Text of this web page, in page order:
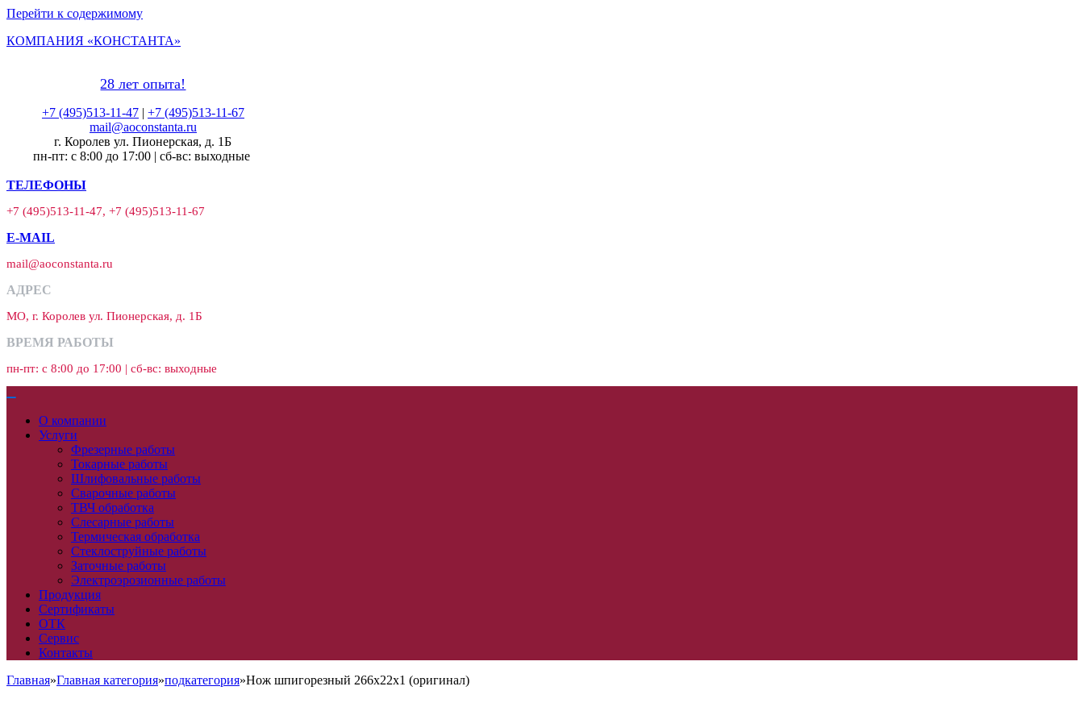
Перейти к содержимому
КОМПАНИЯ «КОНСТАНТА»
28 лет опыта!
+7 (495)513-11-47| +7 (495)513-11-67
mail@aoconstanta.ru
г. Королев ул. Пионерская, д. 1Б
пн-пт: с 8:00 до 17:00 | сб-вс: выходные
ТЕЛЕФОНЫ
+7 (495)513-11-47, +7 (495)513-11-67
E-MAIL
mail@aoconstanta.ru
АДРЕС
МО, г. Королев ул. Пионерская, д. 1Б
ВРЕМЯ РАБОТЫ
пн-пт: с 8:00 до 17:00 | сб-вс: выходные
О компании
Услуги
Фрезерные работы
Токарные работы
Шлифовальные работы
Сварочные работы
ТВЧ обработка
Слесарные работы
Термическая обработка
Стеклоструйные работы
Заточные работы
Электроэрозионные работы
Продукция
Сертификаты
ОТК
Сервис
Контакты
Главная»Главная категория»подкатегория»Нож шпигорезный 266х22х1 (оригинал)